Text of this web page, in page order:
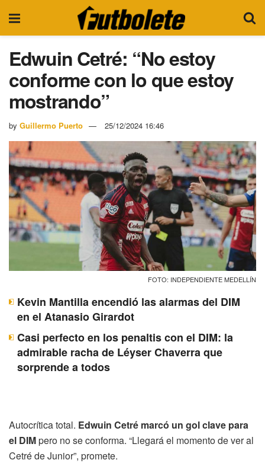
Edwuin Cetré: “No estoy
conforme con lo que estoy
mostrando”
by Guillermo Puerto 25/12/2024 16:46
FOTO: INDEPENDIENTE MEDELLÍN
Kevin Mantilla encendió las alarmas del DIM
en el Atanasio Girardot
Casi perfecto en los penaltis con el DIM: la
admirable racha de Léyser Chaverra que
sorprende a todos
Autocrítica total. Edwuin Cetré marcó un gol clave para
el DIMpero no se conforma. “Llegará el momento de ver al
Cetré de Junior”, promete.